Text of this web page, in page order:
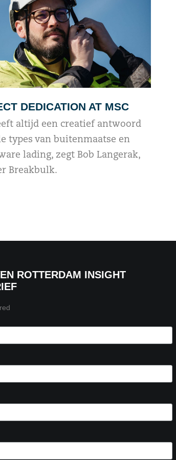
DEDICATION AT MSC
altijd een creatief antwoord
types van buitenmaatse en
lading, zegt Bob Langerak,
Breakbulk.
ROTTERDAM INSIGHT